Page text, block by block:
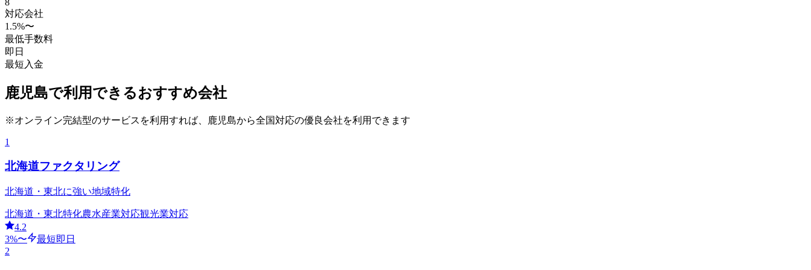
対応会社
1.5%〜
最低手数料
即日
最短入金
鹿児島で利用できるおすすめ会社
※オンライン完結型のサービスを利用すれば、 鹿児島から全国対応の優良会社を利用できます
1
北海道ファクタリング
北海道・東北に強い地域特化
北海道・東北特化農水産業対応観光業対応
4.2
3%〜
最短即日
2